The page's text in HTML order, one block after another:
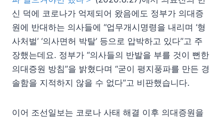
신 덕에 코로나가 억제되어 왔음에도 정부가 의대증
원에 반대하는 의사들에 “업무개시명령을 내리며 ‘형
사처벌’ ‘의사면허 박탈’ 등으로 압박하고 있다”고 주
장했는데요. 정부가 “의사들의 반발을 부를 것이 뻔한
의대증원 방침”을 밝혔다며 “굳이 평지풍파를 만든 경
솔함을 지적하지 않을 수 없다”고 비판했습니다.
이어 조선일보는 코로나 사태 해결 이후 의대증원을